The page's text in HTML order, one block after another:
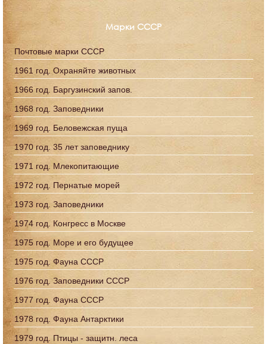
Марки СССР
Почтовые марки СССР
1961 год. Охраняйте животных
1966 год. Баргузинский запов.
1968 год. Заповедники
1969 год. Беловежская пуща
1970 год. 35 лет заповеднику
1971 год. Млекопитающие
1972 год. Пернатые морей
1973 год. Заповедники
1974 год. Конгресс в Москве
1975 год. Море и его будущее
1975 год. Фауна СССР
1976 год. Заповедники СССР
1977 год. Фауна СССР
1978 год. Фауна Антарктики
1979 год. Птицы - защитн. леса